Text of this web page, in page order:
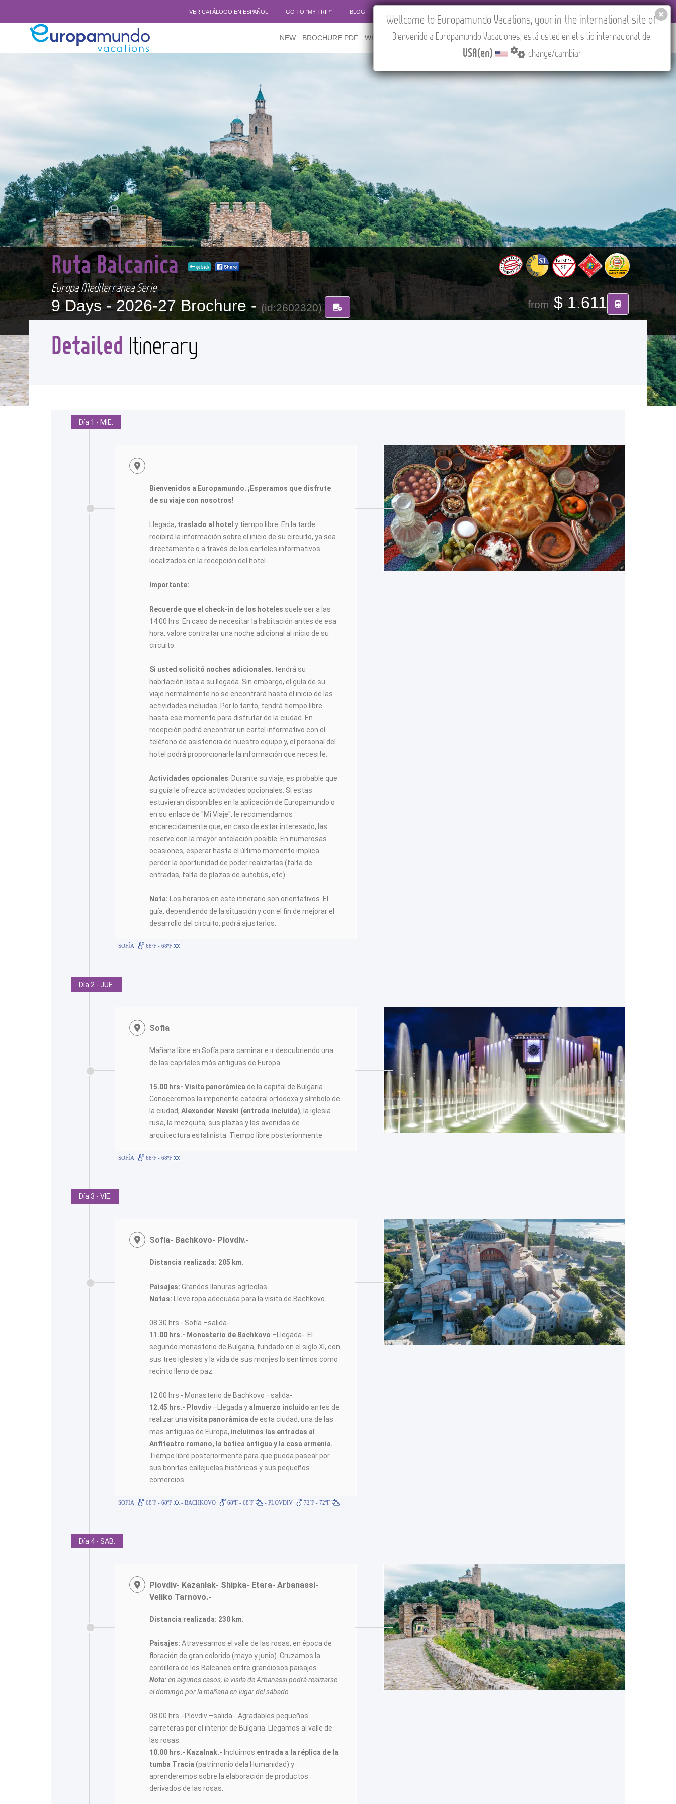
VER CATÁLOGO EN ESPAÑOL GO TO "MY TRIP" BLOG
NEW BROCHURE PDF WHERE TO BUY FEATURED ABOUT US CONTACT Find your Tour
Ruta Balcanica go back
Europa Mediterránea Serie
9 Days -2026-27 Brochure -(id:2602320) from$ 1.611
Detailed Itinerary
Día 1 - MIE.
Bienvenidos a Europamundo. ¡Esperamos que disfrute
de su viaje con nosotros!
Llegada, traslado al hotely tiempo libre. En la tarde
recibirá la información sobre el inicio de su circuito, ya sea
directamente o a través de los carteles informativos
localizados en la recepción del hotel.
Importante:
Recuerde que el check-in de los hoteles suele ser a las
14.00 hrs. En caso de necesitar la habitación antes de esa
hora, valore contratar una noche adicional al inicio de su
circuito.
Si usted solicitó noches adicionales, tendrá su
habitación lista a su llegada. Sin embargo, el guía de su
viaje normalmente no se encontrará hasta el inicio de las
actividades incluidas. Por lo tanto, tendrá tiempo libre
hasta ese momento para disfrutar de la ciudad. En
recepción podrá encontrar un cartel informativo con el
teléfono de asistencia de nuestro equipo y, el personal del
hotel podrá proporcionarle la información que necesite.
Actividades opcionales: Durante su viaje, es probable que
su guía le ofrezca actividades opcionales. Si estas
estuvieran disponibles en la aplicación de Europamundo o
en su enlace de "Mi Viaje", le recomendamos
encarecidamente que, en caso de estar interesado, las
reserve con la mayor antelación posible. En numerosas
ocasiones, esperar hasta el último momento implica
perder la oportunidad de poder realizarlas (falta de
entradas, falta de plazas de autobús, etc).
Nota: Los horarios en este itinerario son orientativos. El
guía, dependiendo de la situación y con el fin de mejorar el
desarrollo del circuito, podrá ajustarlos.
SOFÍA 68ºF - 68ºF
Día 2 - JUE.
Sofia
Mañana libre en Sofía para caminar e ir descubriendo una
de las capitales más antiguas de Europa.
15.00 hrs- Visita panorámica de la capital de Bulgaria.
Conoceremos la imponente catedral ortodoxa y símbolo de
la ciudad,Alexander Nevski (entrada incluida), la iglesia
rusa, la mezquita, sus plazas y las avenidas de
arquitectura estalinista. Tiempo libre posteriormente.
SOFÍA 68ºF - 68ºF
Día 3 - VIE.
Sofía- Bachkovo- Plovdiv.-
Distancia realizada: 205 km.
Paisajes: Grandes llanuras agrícolas.
Notas: Lleve ropa adecuada para la visita de Bachkovo.
08.30 hrs.- Sofía –salida-.
11.00 hrs.- Monasterio de Bachkovo –Llegada-. El
segundo monasterio de Bulgaria, fundado en el siglo XI, con
sus tres iglesias y la vida de sus monjes lo sentimos como
recinto lleno de paz.
12.00 hrs.- Monasterio de Bachkovo –salida-.
12.45 hrs.- Plovdiv –Llegada y almuerzo incluido antes de
realizar unavisita panorámica de esta ciudad, una de las
mas antiguas de Europa, incluimos las entradas al
Anfiteatro romano, la botica antigua y la casa armenia.
Tiempo libre posteriormente para que pueda pasear por
sus bonitas callejuelas históricas y sus pequeños
comercios.
SOFÍA 68ºF - 68ºF - BACHKOVO 68ºF - 68ºF - PLOVDIV 72ºF - 72ºF
Día 4 - SAB.
Plovdiv- Kazanlak- Shipka- Etara- Arbanassi-
Veliko Tarnovo.-
Distancia realizada: 230 km.
Paisajes:Atravesamos el valle de las rosas, en época de
floración de gran colorido (mayo y junio). Cruzamos la
cordillera de los Balcanes entre grandiosos paisajes.
Nota:en algunos casos, la visita de Arbanassi podrá realizarse
el domingo por la mañana en lugar del sábado.
08.00 hrs.- Plovdiv –salida-. Agradables pequeñas
carreteras por el interior de Bulgaria. Llegamos al valle de
las rosas.
10.00 hrs.- Kazalnak.- Incluimos entrada a la réplica de la
tumba Tracia (patrimonio dela Humanidad) y
aprenderemos sobre la elaboración de productos
derivados de las rosas.
Wellcome to Europamundo Vacations, your in the international site of:
Bienvenido a Europamundo Vacaciones, está usted en el sitio internacional de:
USA(en) change/cambiar